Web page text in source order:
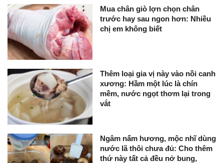
Mua chân giò lợn chọn chân
trước hay sau ngon hơn: Nhiều
chị em không biết
Thêm loại gia vị này vào nồi canh
xương: Hầm một lúc là chín
mềm, nước ngọt thơm lại trong
vắt
Ngâm nấm hương, mộc nhĩ dùng
nước lã thôi chưa đủ: Cho thêm
thứ này tất cả đều nở bung,